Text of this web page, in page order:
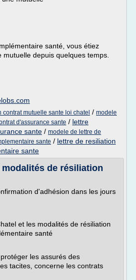
santé, vous étiez
depuis quelques temps.
contrat mutuelle sante loi chatel / modele
d'assurance sante / lettre
sante / modele de lettre de
sante / lettre de resiliation
sante
de résiliation
d'adhésion dans les jours
et les modalités de résiliation
santé
les assurés des
tacites, concerne les contrats